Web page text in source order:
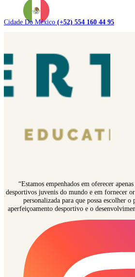
Cidade Do México (+52) 554 160 44 95
“Estamos empenhados em oferecer
desportivos juvenis do mundo e em fornecer
personalizada para que possa escolher
aperfeiçoamento desportivo e o